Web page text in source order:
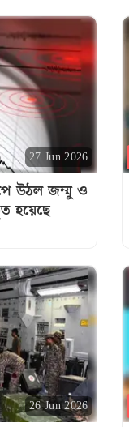
27 Jun 2026
উঠল জম্মু ও
হয়েছে
26 Jun 2026